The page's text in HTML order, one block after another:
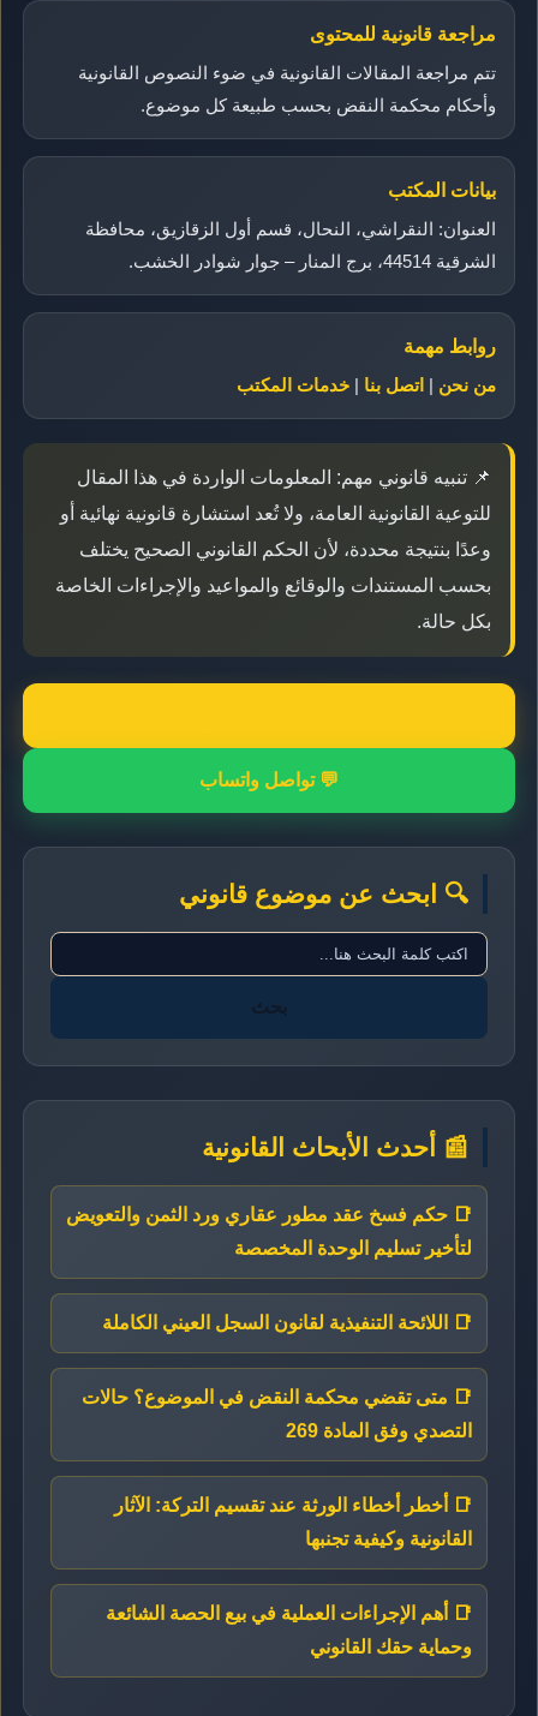
مراجعة قانونية للمحتوى
تتم مراجعة المقالات القانونية في ضوء النصوص القانونية
وأحكام محكمة النقض بحسب طبيعة كل موضوع.
بيانات المكتب
العنوان: النقراشي، النحال، قسم أول الزقازيق، محافظة
الشرقية 44514، برج المنار – جوار شوادر الخشب.
روابط مهمة
من نحن
اتصل بنا خدمات المكتب
📌 تنبيه قانوني مهم: المعلومات الواردة في هذا المقال
للتوعية القانونية العامة، ولا تُعد استشارة قانونية نهائية أو
وعدًا بنتيجة محددة، لأن الحكم القانوني الصحيح يختلف
بحسب المستندات والوقائع والمواعيد والإجراءات الخاصة
بكل حالة.
💬 تواصل واتساب
🔍 ابحث عن موضوع قانوني
بحث
📰 أحدث الأبحاث القانونية
📑 حكم فسخ عقد مطور عقاري ورد الثمن والتعويض
لتأخير تسليم الوحدة المخصصة
📑 اللائحة التنفيذية لقانون السجل العيني الكاملة
📑 متى تقضي محكمة النقض في الموضوع؟ حالات
التصدي وفق المادة 269
📑 أخطر أخطاء الورثة عند تقسيم التركة: الآثار
القانونية وكيفية تجنبها
📑 أهم الإجراءات العملية في بيع الحصة الشائعة
وحماية حقك القانوني